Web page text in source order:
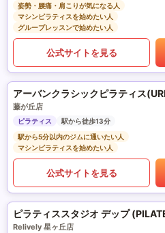
姿勢・腰痛・肩こりが気になる人
マシンピラティスを始めたい人
グループレッスンで始めたい人
公式サイトを見る
藤が丘店
ピラティス
駅から徒歩13分
駅から5分以内のジムに通いたい人
マシンピラティスを始めたい人
公式サイトを見る
Relively 星ヶ丘店